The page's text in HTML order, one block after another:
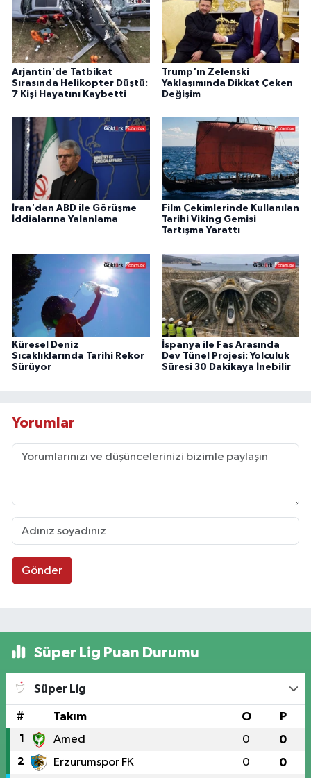
Arjantin'de Tatbikat
Sırasında Helikopter Düştü:
7 Kişi Hayatını Kaybetti
Trump'ın Zelenski
Yaklaşımında Dikkat Çeken
Değişim
İran'dan ABD ile Görüşme
İddialarına Yalanlama
Film Çekimlerinde Kullanılan
Tarihi Viking Gemisi
Tartışma Yarattı
Küresel Deniz
Sıcaklıklarında Tarihi Rekor
Sürüyor
İspanya ile Fas Arasında
Dev Tünel Projesi: Yolculuk
Süresi 30 Dakikaya İnebilir
Yorumlar
Gönder
Süper Lig Puan Durumu
Süper Lig
# Takım O P
1 Amed 0 0
2 Erzurumspor FK 0 0